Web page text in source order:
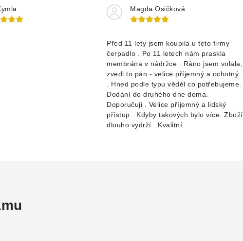
Magda Osičková
Před 11 lety jsem koupila u teto firmy
čerpadlo . Po 11 letech nám praskla
membrána v nádržce . Ráno jsem volala,
zvedl to pán - velice příjemný a ochotný
. Hned podle typu věděl co potřebujeme.
Dodání do druhého dne doma.
Doporučuji . Velice příjemný a lidský
přístup . Kdyby takových bylo více. Zboží
dlouho vydrží . Kvalitní.